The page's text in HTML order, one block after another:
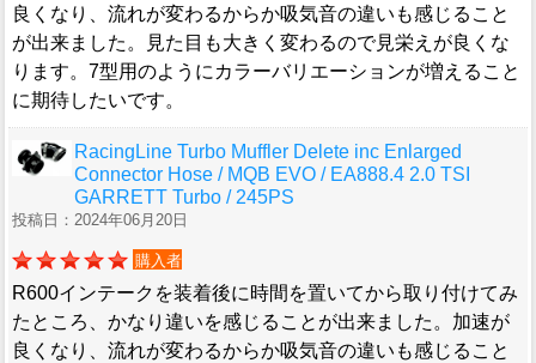
良くなり、流れが変わるからか吸気音の違いも感じること
が出来ました。見た目も大きく変わるので見栄えが良くな
ります。7型用のようにカラーバリエーションが増えること
に期待したいです。
RacingLine Turbo Muffler Delete inc Enlarged
Connector Hose / MQB EVO / EA888.4 2.0 TSI
GARRETT Turbo / 245PS
投稿日：2024年06月20日
購入者
R600インテークを装着後に時間を置いてから取り付けてみ
たところ、かなり違いを感じることが出来ました。加速が
良くなり、流れが変わるからか吸気音の違いも感じること